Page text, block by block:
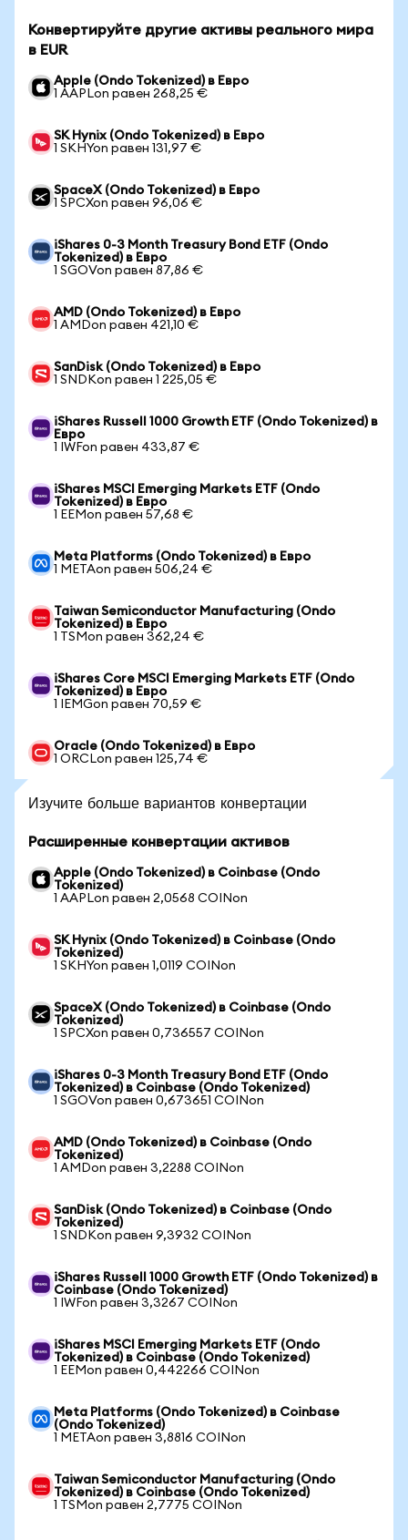
Конвертируйте другие активы реального мира
в EUR
Apple (Ondo Tokenized) в Евро
1 AAPLon равен 268,25 €
SK Hynix (Ondo Tokenized) в Евро
1 SKHYon равен 131,97 €
SpaceX (Ondo Tokenized) в Евро
1 SPCXon равен 96,06 €
iShares 0-3 Month Treasury Bond ETF (Ondo
Tokenized) в Евро
1 SGOVon равен 87,86 €
AMD (Ondo Tokenized) в Евро
1 AMDon равен 421,10 €
SanDisk (Ondo Tokenized) в Евро
1 SNDKon равен 1 225,05 €
iShares Russell 1000 Growth ETF (Ondo Tokenized) в
Евро
1 IWFon равен 433,87 €
iShares MSCI Emerging Markets ETF (Ondo
Tokenized) в Евро
1 EEMon равен 57,68 €
Meta Platforms (Ondo Tokenized) в Евро
1 METAon равен 506,24 €
Taiwan Semiconductor Manufacturing (Ondo
Tokenized) в Евро
1 TSMon равен 362,24 €
iShares Core MSCI Emerging Markets ETF (Ondo
Tokenized) в Евро
1 IEMGon равен 70,59 €
Oracle (Ondo Tokenized) в Евро
1 ORCLon равен 125,74 €
Изучите больше вариантов конвертации
Расширенные конвертации активов
Apple (Ondo Tokenized) в Coinbase (Ondo
Tokenized)
1 AAPLon равен 2,0568 COINon
SK Hynix (Ondo Tokenized) в Coinbase (Ondo
Tokenized)
1 SKHYon равен 1,0119 COINon
SpaceX (Ondo Tokenized) в Coinbase (Ondo
Tokenized)
1 SPCXon равен 0,736557 COINon
iShares 0-3 Month Treasury Bond ETF (Ondo
Tokenized) в Coinbase (Ondo Tokenized)
1 SGOVon равен 0,673651 COINon
AMD (Ondo Tokenized) в Coinbase (Ondo
Tokenized)
1 AMDon равен 3,2288 COINon
SanDisk (Ondo Tokenized) в Coinbase (Ondo
Tokenized)
1 SNDKon равен 9,3932 COINon
iShares Russell 1000 Growth ETF (Ondo Tokenized) в
Coinbase (Ondo Tokenized)
1 IWFon равен 3,3267 COINon
iShares MSCI Emerging Markets ETF (Ondo
Tokenized) в Coinbase (Ondo Tokenized)
1 EEMon равен 0,442266 COINon
Meta Platforms (Ondo Tokenized) в Coinbase
(Ondo Tokenized)
1 METAon равен 3,8816 COINon
Taiwan Semiconductor Manufacturing (Ondo
Tokenized) в Coinbase (Ondo Tokenized)
1 TSMon равен 2,7775 COINon